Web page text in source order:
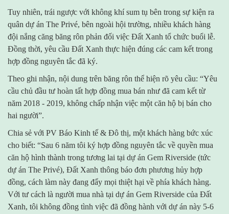
Tuy nhiên, trái ngược với không khí sum tụ bên trong sự kiện ra
quân dự án The Privé, bên ngoài hội trường, nhiều khách hàng
đội nắng căng băng rôn phản đối việc Đất Xanh tổ chức buổi lễ.
Đồng thời, yêu cầu Đất Xanh thực hiện đúng các cam kết trong
hợp đồng nguyên tắc đã ký.
Theo ghi nhận, nội dung trên băng rôn thể hiện rõ yêu cầu: “Yêu
cầu chủ đầu tư hoàn tất hợp đồng mua bán như đã cam kết từ
năm 2018 - 2019, không chấp nhận việc một căn hộ bị bán cho
hai người”.
Chia sẻ với PV Báo Kinh tế & Đô thị, một khách hàng bức xúc
cho biết: “Sau 6 năm tôi ký hợp đồng nguyên tắc về quyền mua
căn hộ hình thành trong tương lai tại dự án Gem Riverside (tức
dự án The Privé), Đất Xanh thông báo đơn phương hủy hợp
đồng, cách làm này đang đẩy mọi thiệt hại về phía khách hàng.
Với tư cách là người mua nhà tại dự án Gem Riverside của Đất
Xanh, tôi không đồng tình việc đã đồng hành với dự án này 5-6